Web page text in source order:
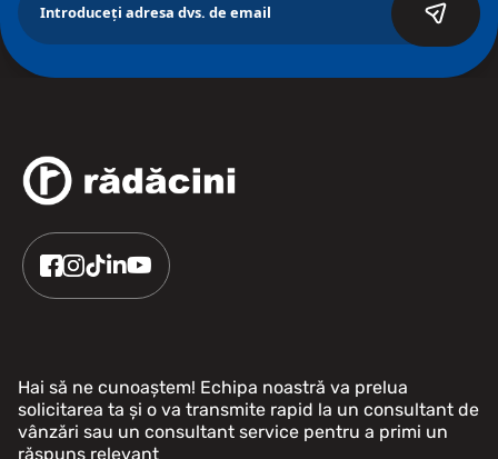
Hai să ne cunoaștem! Echipa noastră va prelua
solicitarea ta și o va transmite rapid la un consultant de
vânzări sau un consultant service pentru a primi un
răspuns relevant